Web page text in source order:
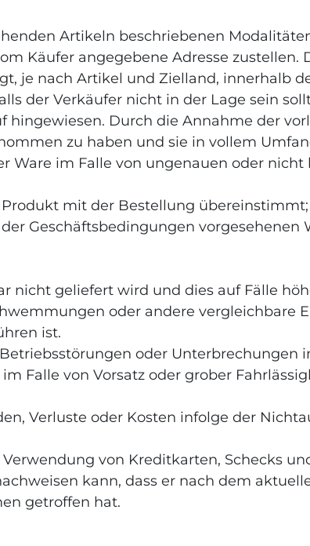
Artikeln beschriebenen
Käufer angegebene Adresse zustellen.
je nach Artikel und Zielland, innerhalb
der Verkäufer nicht in der Lage sein
hingewiesen. Durch die Annahme der
zu haben und sie in vollem
Ware im Falle von ungenauen oder nicht
mit der Bestellung
Geschäftsbedingungen vorgesehenen
nicht geliefert wird und dies auf Fälle
oder andere vergleichbare
ist.
oder Unterbrechungen
Falle von Vorsatz oder grober
Verluste oder Kosten infolge der
von Kreditkarten, Schecks
kann, dass er nach dem
getroffen hat.